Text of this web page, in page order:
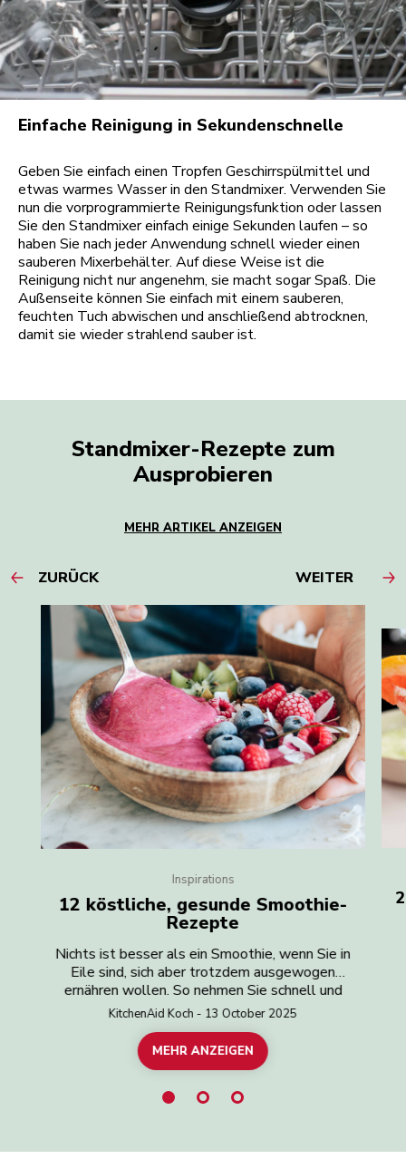
Einfache Reinigung in Sekundenschnelle
Geben Sie einfach einen Tropfen Geschirrspülmittel und
etwas warmes Wasser in den Standmixer. Verwenden Sie
nun die vorprogrammierte Reinigungsfunktion oder lassen
Sie den Standmixer einfach einige Sekunden laufen – so
haben Sie nach jeder Anwendung schnell wieder einen
sauberen Mixerbehälter. Auf diese Weise ist die
Reinigung nicht nur angenehm, sie macht sogar Spaß. Die
Außenseite können Sie einfach mit einem sauberen,
feuchten Tuch abwischen und anschließend abtrocknen,
damit sie wieder strahlend sauber ist.
Standmixer-Rezepte zum
Ausprobieren
MEHR ARTIKEL ANZEIGEN
ZURÜCK WEITER
Inspirations
12 köstliche, gesunde Smoothie-
Rezepte
Nichts ist besser als ein Smoothie, wenn Sie in
Eile sind, sich aber trotzdem ausgewogen
ernähren wollen. So nehmen Sie schnell und
einfach genug Obst und Gemüse zu sich. Sie
optimalen Start in den Tag oder zur Erholung
nach dem Training? Oder vielleicht einfach einen
sind diese wertvollen Tipps und einfachen
schnellen Zubereitung. Mit diesem Helfer können
KitchenAid Koch - 13 October 2025
MEHR ANZEIGEN